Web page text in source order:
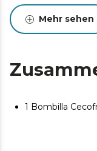
Mehr sehen
1 Bombilla